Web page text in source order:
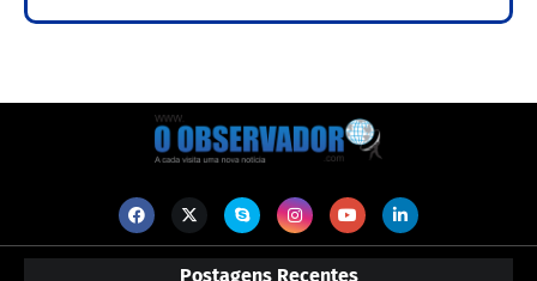
Postagens Recentes